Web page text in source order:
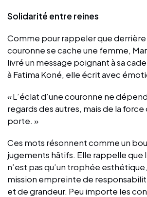
Solidarité entre reines
Comme pour rappeler que derrière
couronne se cache une femme,
livré un message poignant à sa
à Fatima Koné, elle écrit avec
« L’éclat d’une couronne ne
regards des autres, mais de la force
porte. »
Ces mots résonnent comme un
jugements hâtifs. Elle rappelle que
n’est pas qu’un trophée
mission empreinte de
et de grandeur. Peu importe les